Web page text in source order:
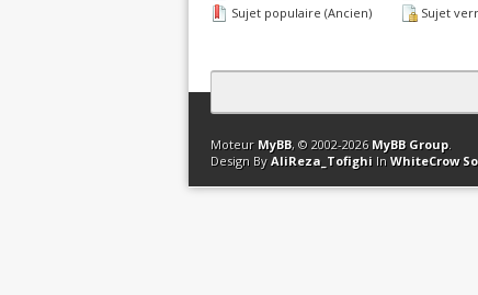
Sujet populaire (Ancien)
Sujet
Contact Club Affiliation Retourner
Moteur MyBB, © 2002-2026 MyBB Group.
Design By AliReza_Tofighi In WhiteCrow